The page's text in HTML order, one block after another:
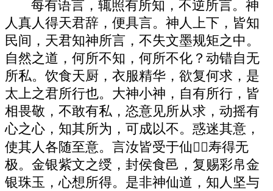
每有语言，辄照有所知，不逆所言。神
人真人得天君辞，便具言。神人上下，皆知
民间，天君知神所言，不失文墨规矩之中。
自然之道，何所不知，何所不化？动错自无
所私。饮食天厨，衣服精华，欲复何求，是
太上之君所行也。大神小神，自有所行，皆
相畏敬，不敢有私，恣意见所从求，动摇有
心之心，知其所为，可成以不。惑迷其意，
使其人各随至意。言汝皆受于仙，寿得无
极。金银紫文之绶，封侯食邑，复赐彩帛金
银珠玉，心想所得。是非神仙道，知人坚与